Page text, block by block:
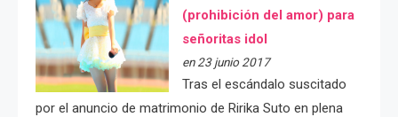
(prohibición del amor) para
señoritas idol
en 23 junio 2017
Tras el escándalo suscitado
por el anuncio de matrimonio de Ririka Suto en plena